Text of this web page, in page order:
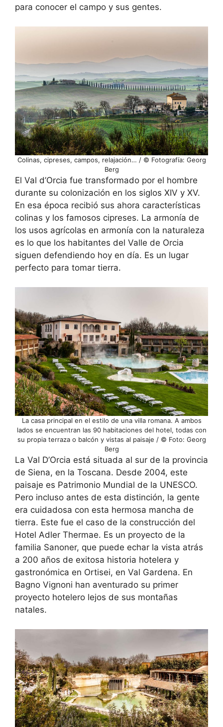
para conocer el campo y sus gentes.
Colinas, cipreses, campos, relajación… / © Fotografía: Georg
Berg
El Val d’Orcia fue transformado por el hombre
durante su colonización en los siglos XIV y XV.
En esa época recibió sus ahora características
colinas y los famosos cipreses. La armonía de
los usos agrícolas en armonía con la naturaleza
es lo que los habitantes del Valle de Orcia
siguen defendiendo hoy en día. Es un lugar
perfecto para tomar tierra.
La casa principal en el estilo de una villa romana. A ambos
lados se encuentran las 90 habitaciones del hotel, todas con
su propia terraza o balcón y vistas al paisaje / © Foto: Georg
Berg
La Val D’Orcia está situada al sur de la provincia
de Siena, en la Toscana. Desde 2004, este
paisaje es Patrimonio Mundial de la UNESCO.
Pero incluso antes de esta distinción, la gente
era cuidadosa con esta hermosa mancha de
tierra. Este fue el caso de la construcción del
Hotel Adler Thermae. Es un proyecto de la
familia Sanoner, que puede echar la vista atrás
a 200 años de exitosa historia hotelera y
gastronómica en Ortisei, en Val Gardena. En
Bagno Vignoni han aventurado su primer
proyecto hotelero lejos de sus montañas
natales.